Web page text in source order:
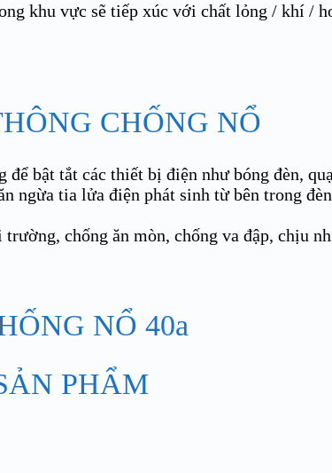
khu vực sẽ tiếp xúc với chất lỏng / khí /
CHỐNG NỔ
để bật tắt các thiết bị điện như bóng đèn,
ngừa tia lửa điện phát sinh từ bên trong
chống ăn mòn, chống va đập, chịu
PHẨM